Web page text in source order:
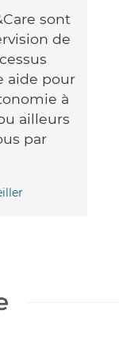
sont
de
aide pour
à
ailleurs
par